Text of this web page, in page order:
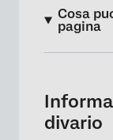
Cosa
pagina
Origine dati
Logica di
divario